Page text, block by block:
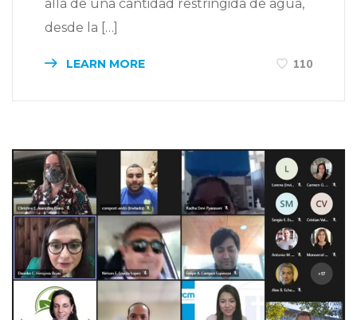
allá de una cantidad restringida de agua,
desde la […]
LEARN MORE 110